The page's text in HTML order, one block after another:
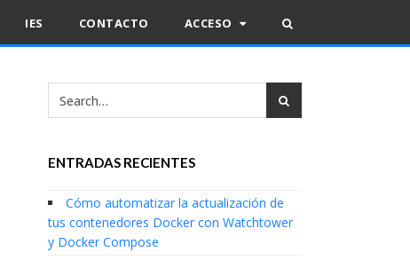
IES CONTACTO ACCESO
ENTRADAS RECIENTES
Cómo automatizar la actualización de
tus contenedores Docker con Watchtower
y Docker Compose